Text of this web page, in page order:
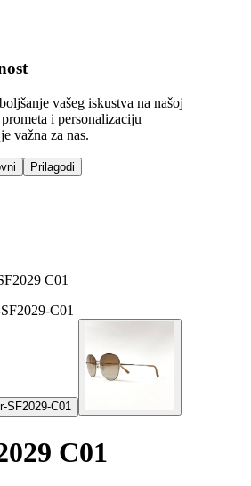
vašeg iskustva na našoj
i personalizaciju
važna za nas.
Prilagodi
C01
C01